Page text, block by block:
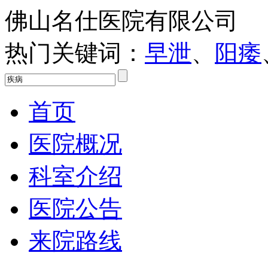
佛山名仕医院有限公司
热门关键词： 早泄、 阳痿
首页
医院概况
科室介绍
医院公告
来院路线